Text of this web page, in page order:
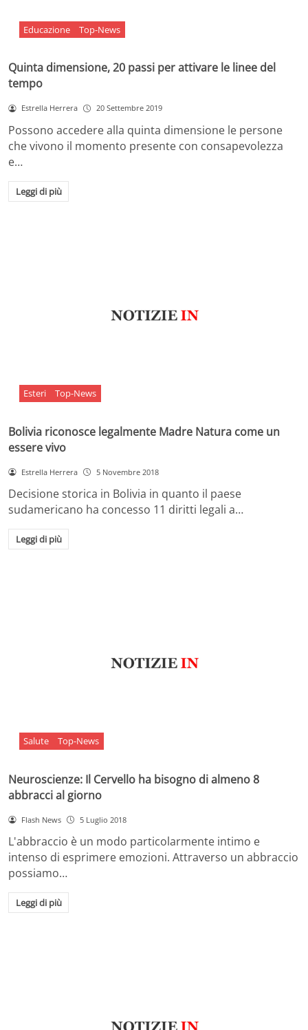
Educazione Top-News
Quinta dimensione, 20 passi per attivare le linee del
tempo
Estrella Herrera 20 Settembre 2019
Possono accedere alla quinta dimensione le persone
che vivono il momento presente con consapevolezza
e…
Leggi di più
Esteri Top-News
Bolivia riconosce legalmente Madre Natura come un
essere vivo
Estrella Herrera 5 Novembre 2018
Decisione storica in Bolivia in quanto il paese
sudamericano ha concesso 11 diritti legali a…
Leggi di più
Salute Top-News
Neuroscienze: Il Cervello ha bisogno di almeno 8
abbracci al giorno
Flash News 5 Luglio 2018
L'abbraccio è un modo particolarmente intimo e
intenso di esprimere emozioni. Attraverso un abbraccio
possiamo…
Leggi di più